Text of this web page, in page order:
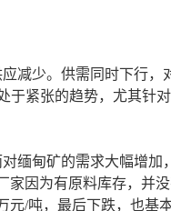
减少。供需同时下行，
于紧张的趋势，尤其针
缅甸矿的需求大幅增加
家因为有原料库存，并
/吨，最后下跌，也基